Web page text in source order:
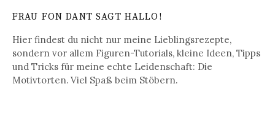
FRAU FON DANT SAGT HALLO!
Hier findest du nicht nur meine Lieblingsrezepte,
sondern vor allem Figuren-Tutorials, kleine Ideen, Tipps
und Tricks für meine echte Leidenschaft: Die
Motivtorten. Viel Spaß beim Stöbern.